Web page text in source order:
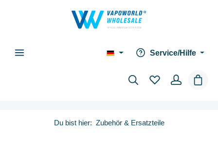
Service/Hilfe
Du bist hier: Zubehör & Ersatzteile